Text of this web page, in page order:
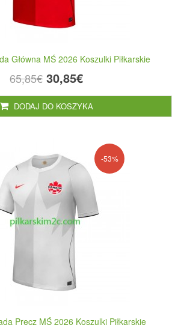
Główna MŚ 2026 Koszulki Piłkarskie
65,85€ 30,85€
DODAJ DO KOSZYKA
-53%
Precz MŚ 2026 Koszulki Piłkarskie